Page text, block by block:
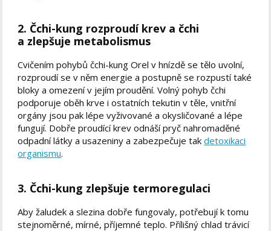
2. Čchi-kung rozproudí krev a čchi
a zlepšuje metabolismus
Cvičením pohybů čchi-kung Orel v hnízdě se tělo uvolní,
rozproudí se v něm energie a postupně se rozpustí také
bloky a omezení v jejím proudění. Volný pohyb čchi
podporuje oběh krve i ostatních tekutin v těle, vnitřní
orgány jsou pak lépe vyživované a okysličované a lépe
fungují. Dobře proudící krev odnáší pryč nahromaděné
odpadní látky a usazeniny a zabezpečuje takdetoxikaci
organismu.
3. Čchi-kung zlepšuje termoregulaci
Aby žaludek a slezina dobře fungovaly, potřebují k tomu
stejnoměrné, mírné, příjemné teplo. Přílišný chlad trávicí